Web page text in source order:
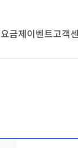
요금제 이벤트고객